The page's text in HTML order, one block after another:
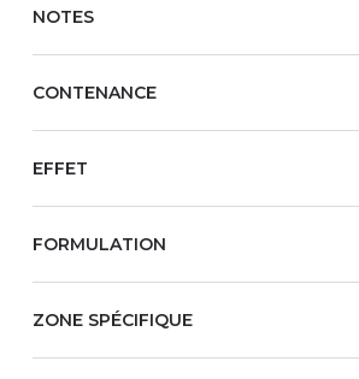
NOTES
CONTENANCE
EFFET
FORMULATION
ZONE SPÉCIFIQUE